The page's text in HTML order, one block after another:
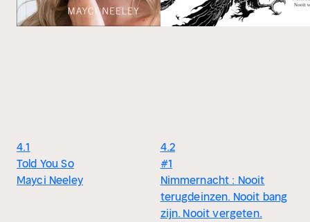
4.1
Told You So
Mayci Neeley
4.2
#1
Nimmernacht : Nooit
terugdeinzen. Nooit bang
zijn. Nooit vergeten.